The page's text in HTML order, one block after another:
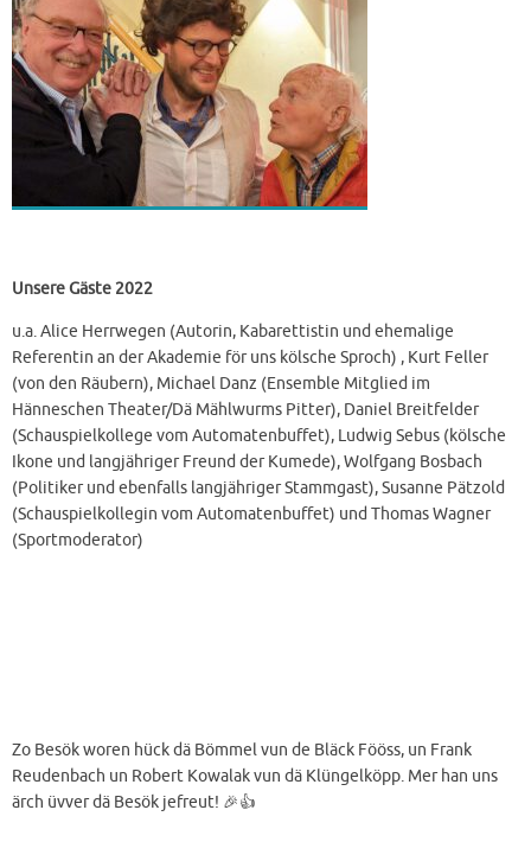
Unsere Gäste 2022
u.a. Alice Herrwegen (Autorin, Kabarettistin und ehemalige
Referentin an der Akademie för uns kölsche Sproch) , Kurt Feller
(von den Räubern), Michael Danz (Ensemble Mitglied im
Hänneschen Theater/Dä Mählwurms Pitter), Daniel Breitfelder
(Schauspielkollege vom Automatenbuffet), Ludwig Sebus (kölsche
Ikone und langjähriger Freund der Kumede), Wolfgang Bosbach
(Politiker und ebenfalls langjähriger Stammgast), Susanne Pätzold
(Schauspielkollegin vom Automatenbuffet) und Thomas Wagner
(Sportmoderator)
Zo Besök woren hück dä Bömmel vun de Bläck Fööss, un Frank
Reudenbach un Robert Kowalak vun dä Klüngelköpp. Mer han uns
ärch üvver dä Besök jefreut! 🎉👍